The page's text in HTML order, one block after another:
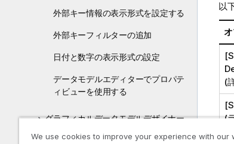
外部キー情報の表示形式を設定する
外部キーフィルターの追加
日付と数字の表示形式の設定
データモデルエディターでプロパテ
ィビューを使用する
グラフィカルデータモデルデザイナー
以
(
(
We use cookies to improve your experience with our